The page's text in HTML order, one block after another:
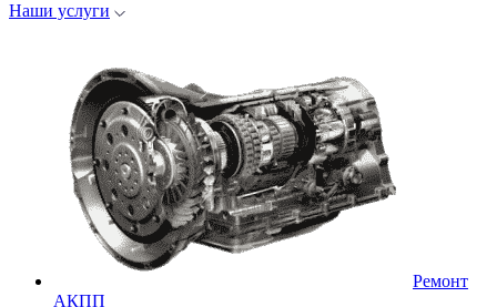
Наши услуги
Ремонт
АКПП